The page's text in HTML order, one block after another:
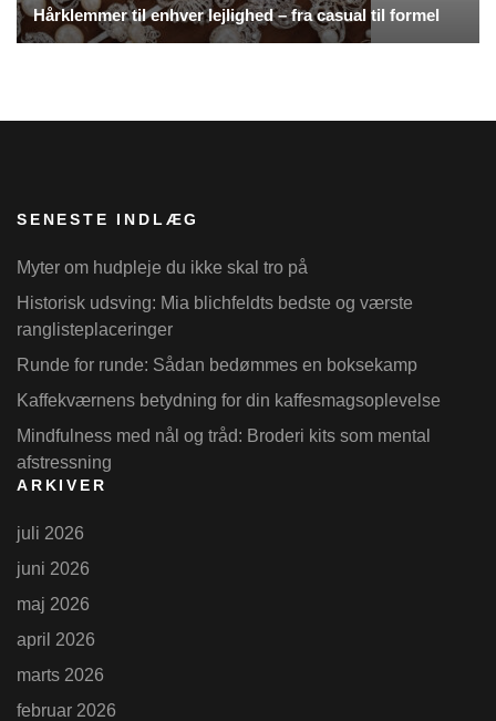
Hårklemmer til enhver lejlighed – fra casual til formel
SENESTE INDLÆG
Myter om hudpleje du ikke skal tro på
Historisk udsving: Mia blichfeldts bedste og værste
ranglisteplaceringer
Runde for runde: Sådan bedømmes en boksekamp
Kaffekværnens betydning for din kaffesmagsoplevelse
Mindfulness med nål og tråd: Broderi kits som mental
afstressning
ARKIVER
juli 2026
juni 2026
maj 2026
april 2026
marts 2026
februar 2026